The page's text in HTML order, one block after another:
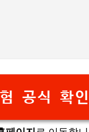
공식 확인